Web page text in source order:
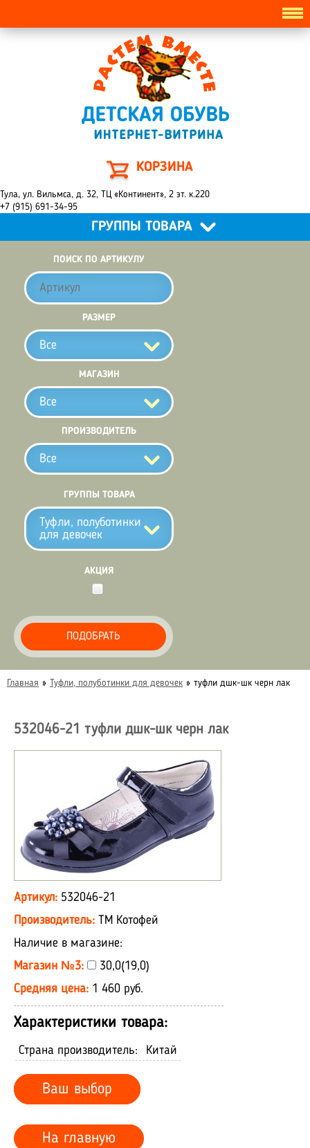
КОРЗИНА
Тула, ул. Вильмса, д. 32, ТЦ «Континент», 2 эт. к.220
+7 (915) 691-34-95
ГРУППЫ ТОВАРА
ПОИСК ПО АРТИКУЛУ
РАЗМЕР
Все
МАГАЗИН
Все
ПРОИЗВОДИТЕЛЬ
Все
ГРУППЫ ТОВАРА
Туфли, полуботинки
для девочек
АКЦИЯ
ПОДОБРАТЬ
Главная » Туфли, полуботинки для девочек » туфли дшк-шк черн лак
532046-21 туфли дшк-шк черн лак
Артикул: 532046-21
Производитель:
ТМ Котофей
Наличие в магазине:
Магазин №3:
30,0(19,0)
Средняя цена: 1 460 руб.
Характеристики товара:
Страна производитель: Китай
Ваш выбор
На главную